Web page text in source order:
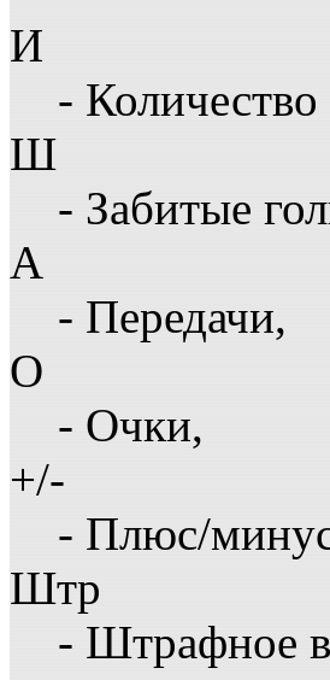
И
-
Ш
- Забитые
А
- Передачи,
О
- Очки,
+/-
- Плюс/
Штр
- Штрафное